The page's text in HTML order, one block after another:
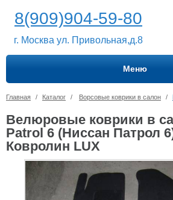
8(909)904-59-80
г. Москва ул. Привольная,д.8
Меню
Главная / Каталог / Ворсовые коврики в салон /
Велюровые коврики в
Patrol 6 (Ниссан Патрол
Ковролин LUX